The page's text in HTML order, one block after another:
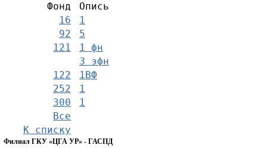
Фонд
Опись
16
1
92
5
121
1 фн
3 эфн
122
1ВФ
252
1
300
1
Все
К списку
Филиал ГКУ «ЦГА УР» - ГАСПД